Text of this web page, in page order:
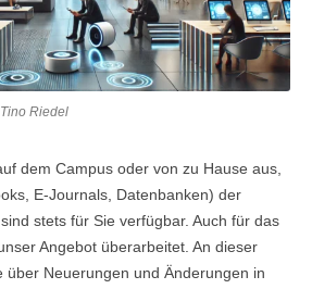
Riedel
dem Campus oder von zu Hause aus,
E-Journals, Datenbanken) der
stets für Sie verfügbar. Auch für das
Angebot überarbeitet. An dieser
über Neuerungen und Änderungen in